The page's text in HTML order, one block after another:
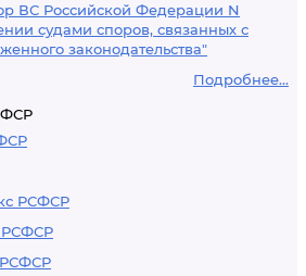
ВС Российской Федерации N
судами споров, связанных с
законодательства"
Подробнее...
РСФСР
РСФСР